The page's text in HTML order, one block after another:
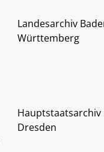
Landesarchiv
Württemberg
Hauptstaatsarchiv
Dresden